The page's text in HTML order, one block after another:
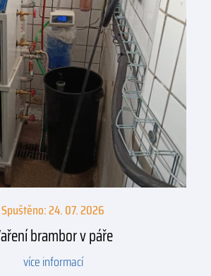
Spuštěno: 24. 07. 2026
brambor v páře
více informací